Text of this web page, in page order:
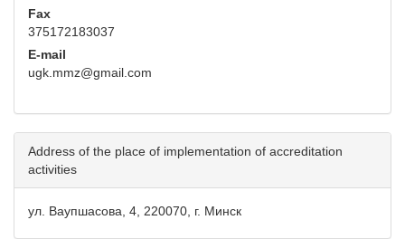
Fax
375172183037
E-mail
ugk.mmz@gmail.com
Address of the place of implementation of accreditation
activities
ул. Ваупшасова, 4, 220070, г. Минск